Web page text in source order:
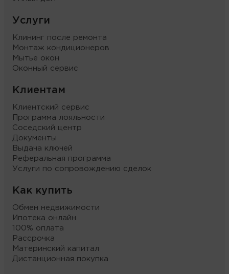
Услуги
Клининг после ремонта
Монтаж кондиционеров
Мытье окон
Оконный сервис
Клиентам
Клиентский сервис
Программа лояльности
Соседский центр
Документы
Выдача ключей
Реферальная программа
Услуги по сопровождению сделок
Как купить
Обмен недвижимости
Ипотека онлайн
100% оплата
Рассрочка
Материнский капитал
Дистанционная покупка